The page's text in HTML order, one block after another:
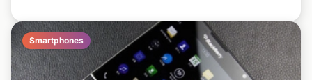
Smartphones